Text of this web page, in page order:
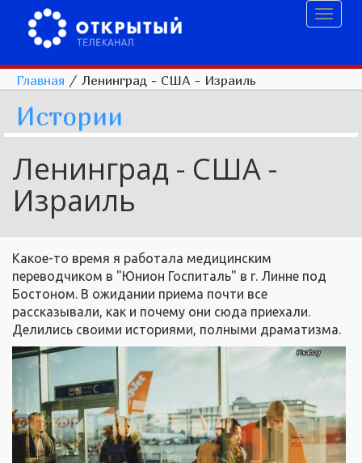
Главная / Ленинград - США - Израиль
Истории
Ленинград - США -
Израиль
Какое-то время я работала медицинским
переводчиком в "Юнион Госпиталь" в г. Линне под
Бостоном. В ожидании приема почти все
рассказывали, как и почему они сюда приехали.
Делились своими историями, полными драматизма.